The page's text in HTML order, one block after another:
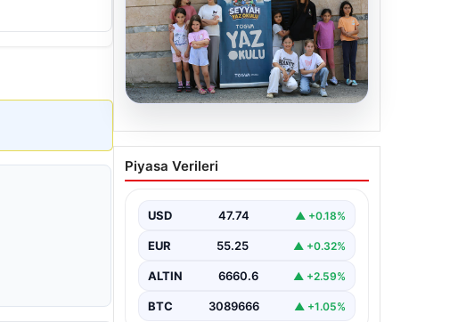
06.08.2026
TÜGVA’dan çocuklar için
meydan şenlikleri
Piyasa Verileri
USD 47.74 ▲ +0.18%
EUR 55.25 ▲ +0.32%
ALTIN 6660.6 ▲ +2.59%
BTC 3089666 ▲ +1.05%